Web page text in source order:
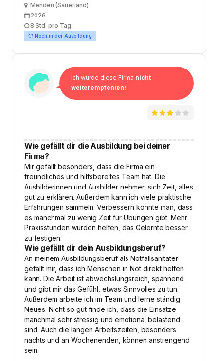
OrtMenden (Sauerland)
Ausbildungsbeginn
2026
Arbeitszeit
8 Std. pro Tag
Noch in der Ausbildung
Ich würde diese Firma nicht
weiterempfehlen!
Wie gefällt dir die Ausbildung bei deiner
Firma?
Mir gefällt besonders, dass die Firma ein
freundliches und hilfsbereites Team hat. Die
Ausbilderinnen und Ausbilder nehmen sich Zeit, alles
gut zu erklären. Außerdem kann ich viele praktische
Erfahrungen sammeln. Verbessern könnte man, dass
es manchmal zu wenig Zeit für Übungen gibt. Mehr
Praxisstunden würden helfen, das Gelernte besser
zu festigen.
Wie gefällt dir dein Ausbildungsberuf?
An meinem Ausbildungsberuf als Notfallsanitäter
gefällt mir, dass ich Menschen in Not direkt helfen
kann. Die Arbeit ist abwechslungsreich, spannend
und gibt mir das Gefühl, etwas Sinnvolles zu tun.
Außerdem arbeite ich im Team und lerne ständig
Neues. Nicht so gut finde ich, dass die Einsätze
manchmal sehr stressig und emotional belastend
sind. Auch die langen Arbeitszeiten, besonders
nachts und an Wochenenden, können anstrengend
sein.